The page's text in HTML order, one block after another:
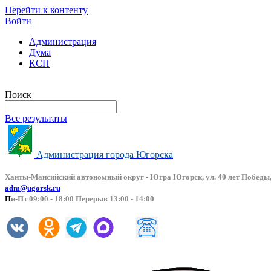
Перейти к контенту
Войти
Администрация
Дума
КСП
Поиск
Все результаты
Администрация города Югорска
Ханты-Мансийский автономный округ - Югра Югорск, ул. 40 лет
adm@ugorsk.ru
Пн-Пт 09:00 - 18:00 Перерыв 13:00 - 14:00